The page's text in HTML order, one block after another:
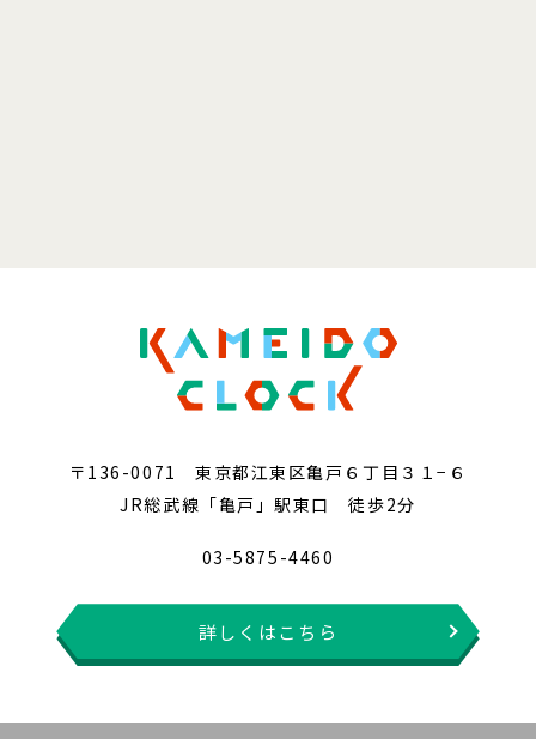
〒136-0071 東京都江東区亀戸６丁目３１−６
JR総武線「亀戸」駅東口 徒歩2分
03-5875-4460
詳しくはこちら